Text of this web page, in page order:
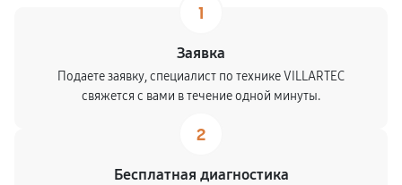
1
Заявка
Подаете заявку, специалист по технике VILLARTEC
свяжется с вами в течение одной минуты.
2
Бесплатная диагностика